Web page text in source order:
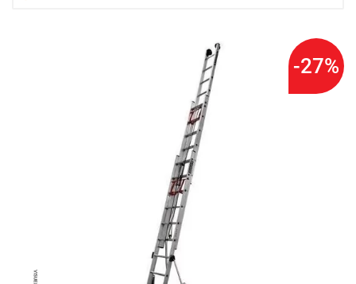
-27%